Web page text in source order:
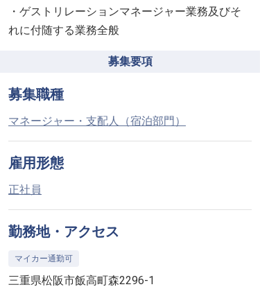
・ゲストリレーションマネージャー業務及びそ
れに付随する業務全般
募集要項
募集職種
マネージャー・支配人（宿泊部門）
雇用形態
正社員
勤務地・アクセス
マイカー通勤可
三重県松阪市飯高町森2296-1